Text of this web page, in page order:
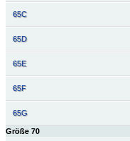
65C
65D
65E
65F
65G
Größe 70